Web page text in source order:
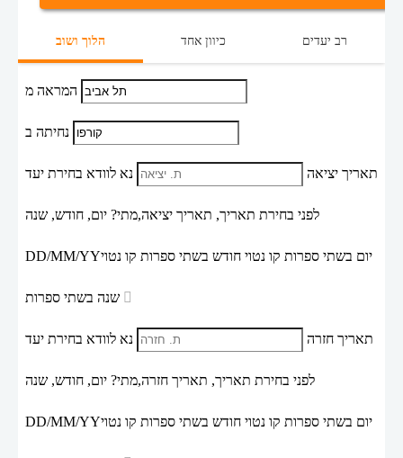
הלוך ושוב כיוון אחד רב יעדים
המראה מ
נחיתה ב
תאריך יציאה נא לוודא בחירת יעד
לפני בחירת תאריך, תאריך יציאה,מתי? יום, חודש, שנה
DD/MM/YYיום בשתי ספרות קו נטוי חודש בשתי ספרות קו נטוי
תאריך חזרה נא לוודא בחירת יעד
לפני בחירת תאריך, תאריך חזרה,מתי? יום, חודש, שנה
DD/MM/YYיום בשתי ספרות קו נטוי חודש בשתי ספרות קו נטוי